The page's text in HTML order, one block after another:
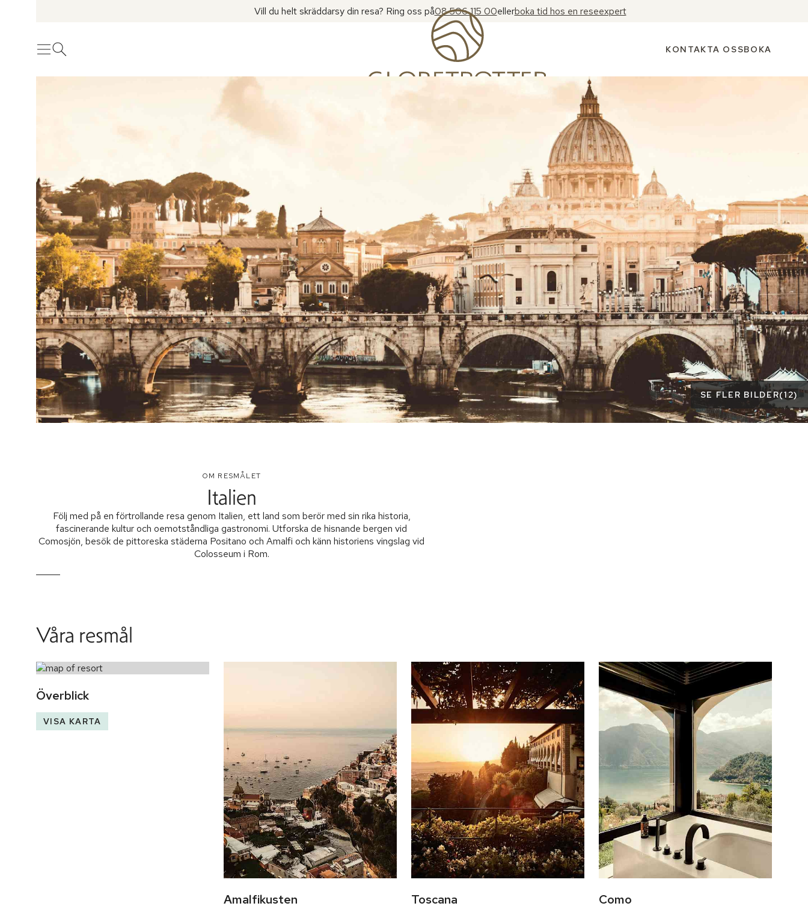
Vill du helt skräddarsy din resa? Ring oss på08 506 115 00ellerboka tid hos en reseexpert
MenyÖppna sök KONTAKTA OSSBOKA
Se fler bilder
SE FLER BILDER(12)
OM RESMÅLET
Italien
Följ med på en förtrollande resa genom Italien, ett land som berör med sin rika historia,
fascinerande kultur och oemotståndliga gastronomi. Utforska de hisnande bergen vid
Comosjön, besök de pittoreska städerna Positano och Amalfi och känn historiens vingslag vid
Colosseum i Rom.
Våra resmål
Överblick
VISA KARTA
Amalfikusten Toscana Como